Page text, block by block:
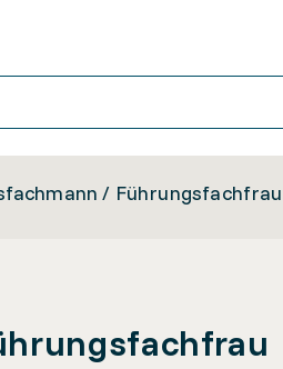
/ Führungsfachfrau